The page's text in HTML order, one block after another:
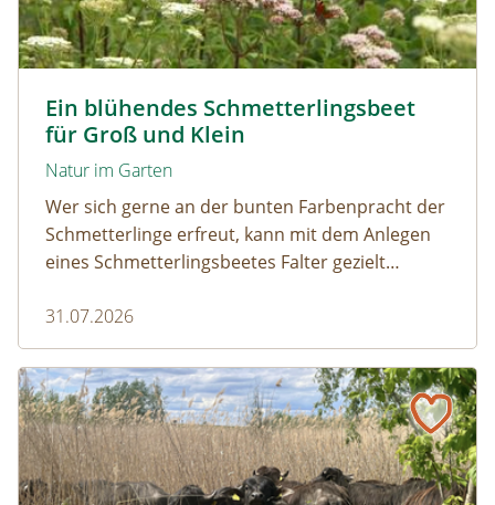
Ein blühendes Schmetterlingsbeet
für Groß und Klein
Natur im Garten
Wer sich gerne an der bunten Farbenpracht der
Schmetterlinge erfreut, kann mit dem Anlegen
eines Schmetterlingsbeetes Falter gezielt
dürfen ausreichend mitgedacht werden. Denn
ohne Raupen gibt es keine schönen
Schmetterlinge!
31.07.2026
Naturmagazin: Die Rückkehr der Big Five im Weinviertel
Die Rückkehr der Big Five im Weinviertel